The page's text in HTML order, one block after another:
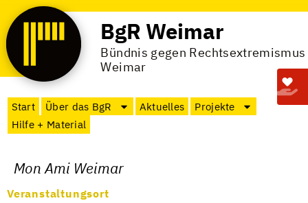
BgR Weimar
Bündnis gegen Rechtsextremismus
Weimar
Start Über das BgR Aktuelles
Projekte
Hilfe + Material
Mon Ami Weimar
Veranstaltungsort